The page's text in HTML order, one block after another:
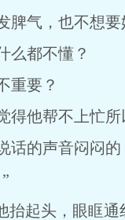
气，也不想要
都不懂？
要？
他帮不上忙所
的声音闷闷的
起头，眼眶通